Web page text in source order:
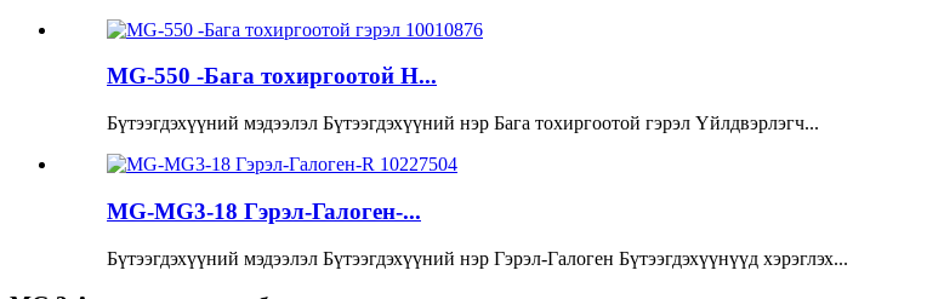
MG-550 -Бага тохиргоотой H...
Бүтээгдэхүүний мэдээлэл Бүтээгдэхүүний нэр Бага тохиргоотой гэрэл Үйлдвэрлэгч...
MG-MG3-18 Гэрэл-Галоген-...
Бүтээгдэхүүний мэдээлэл Бүтээгдэхүүний нэр Гэрэл-Галоген Бүтээгдэхүүнүүд хэрэглэх...